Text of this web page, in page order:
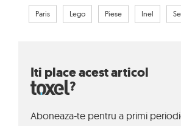
Paris Lego Piese Inel
Iti place acest articol
?
Aboneaza-te pentru a primi